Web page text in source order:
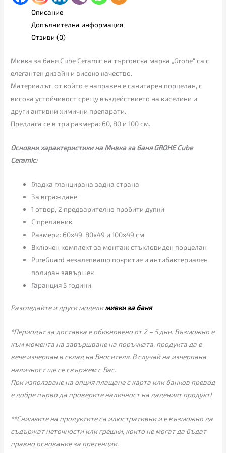
Описание
Допълнителна информация
Отзиви (0)
Мивка за баня Cube Ceramic на търговска марка „Grohe“ са с
елегантен дизайн и високо качество.
Материалът, от който е направен е санитарен порцелан, с
висока устойчивост срещу въздействието на киселини и
други активни химични препарати.
Предлага се в три размера: 60, 80 и 100 см.
Основни характеристики на Мивка за баня GROHE Cube
Ceramic:
Гладка гланцирана задна страна
За вграждане
1 отвор, 2 предварително пробити дупки
С преливник
Размери: 60х49, 80х49 и 100х49 см
Включен комплект за монтаж стъкловиден порцелан
PureGuard незалепващо покритие и антибактериален
полиран завършек
Гаранция 5 години
Разгледайте и други моделимивки за баня
*Периодът за доставка е обикновено от 2 – 5 дни. Възможно е
към момента на завършване на поръчката, продукта да е
вече изчерпан в склад на Вносителя. В случай на изчерпана
наличност ще се свържем с Вас.
При използване на опция плащане с карта или банков превод
е добре първо да проверите наличност на даденият продукт!
**Снимките на продуктите са илюстративни и е възможно да
съдържат неточности или грешки, които не могат да бъдат
правно основание за претенции.